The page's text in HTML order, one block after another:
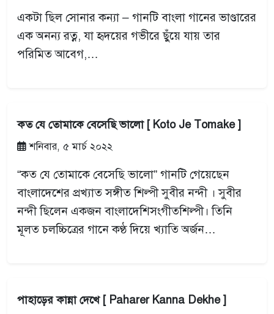
একটা ছিল সোনার কন্যা – গানটি বাংলা গানের ভাণ্ডারের
এক অনন্য রত্ন, যা হৃদয়ের গভীরে ছুঁয়ে যায় তার
পরিমিত আবেগ,…
কত যে তোমাকে বেসেছি ভালো [ Koto Je Tomake ]
শনিবার, ৫ মার্চ ২০২২
“কত যে তোমাকে বেসেছি ভালো” গানটি গেয়েছেন
বাংলাদেশের প্রখ্যাত সঙ্গীত শিল্পী সুবীর নন্দী । সুবীর
নন্দী ছিলেন একজন বাংলাদেশিসংগীতশিল্পী। তিনি
মূলত চলচ্চিত্রের গানে কণ্ঠ দিয়ে খ্যাতি অর্জন…
পাহাড়ের কান্না দেখে [ Paharer Kanna Dekhe ]